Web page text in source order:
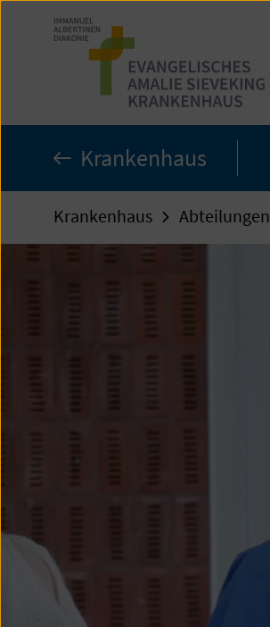
Zum
Seiteninhalt
Krankenhaus
Krankenhaus Abteilungen